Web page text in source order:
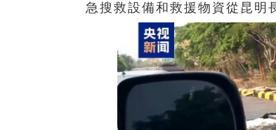
急搜救設備和救援物資從昆明